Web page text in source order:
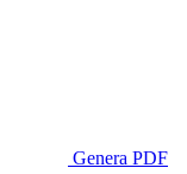
Genera PDF